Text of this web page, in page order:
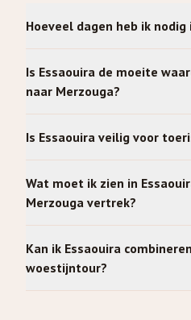
Hoeveel dagen heb ik nodig
Is Essaouira de moeite
naar Merzouga?
Is Essaouira veilig voor
Wat moet ik zien in
Merzouga vertrek?
Kan ik Essaouira
woestijntour?